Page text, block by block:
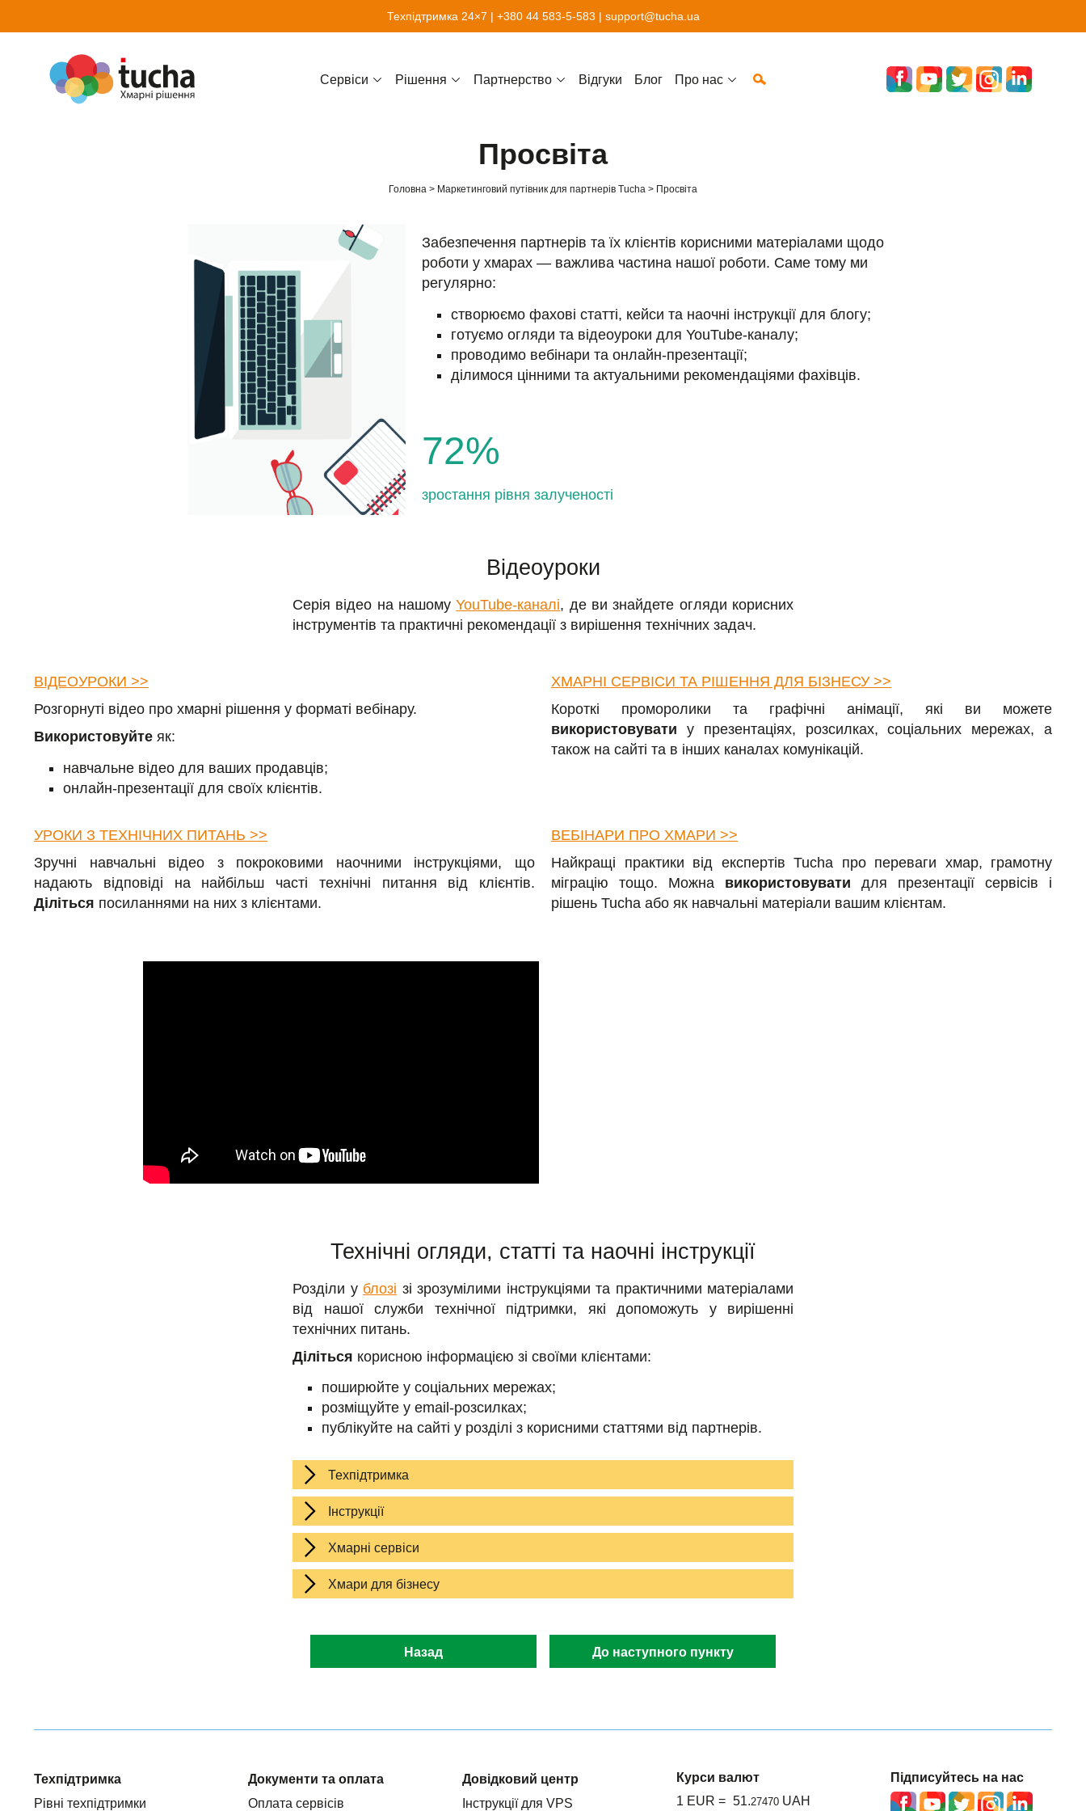
Техпідтримка 24×7 | +380 44 583-5-583 | support@tucha.ua
Cервіси Рішення Партнерство Відгуки Блог Про нас
Просвіта
Головна Маркетинговий путівник для партнерів Tucha Просвіта
Забезпечення партнерів та їх клієнтів корисними матеріалами щодо
роботи у хмарах — важлива частина нашої роботи. Саме тому ми
регулярно:
створюємо фахові статті, кейси та наочні інструкції для блогу;
готуємо огляди та відеоуроки для YouTube-каналу;
проводимо вебінари та онлайн-презентації;
ділимося цінними та актуальними рекомендаціями фахівців.
72%
зростання рівня залученості
Відеоуроки
Серія відео на нашомуYouTube-каналі, де ви знайдете огляди корисних
інструментів та практичні рекомендації з вирішення технічних задач.
ВІДЕОУРОКИ >>
Розгорнуті відео про хмарні рішення у форматі вебінару.
Використовуйте як:
навчальне відео для ваших продавців;
онлайн-презентації для своїх клієнтів.
ХМАРНІ СЕРВІСИ ТА РІШЕННЯ ДЛЯ БІЗНЕСУ >>
Короткі проморолики та графічні анімації, які ви можете
використовувати у презентаціях, розсилках, соціальних мережах, а
також на сайті та в інших каналах комунікацій.
УРОКИ З ТЕХНІЧНИХ ПИТАНЬ >>
Зручні навчальні відео з покроковими наочними інструкціями, що
надають відповіді на найбільш часті технічні питання від клієнтів.
Діліться посиланнями на них з клієнтами.
ВЕБІНАРИ ПРО ХМАРИ >>
Найкращі практики від експертів Tucha про переваги хмар, грамотну
міграцію тощо. Можна використовувати для презентації сервісів і
рішень Tucha або як навчальні матеріали вашим клієнтам.
Технічні огляди, статті та наочні інструкції
Розділи у блозі зі зрозумілими інструкціями та практичними матеріалами
від нашої служби технічної підтримки, які допоможуть у вирішенні
технічних питань.
Діліться корисною інформацією зі своїми клієнтами:
поширюйте у соціальних мережах;
розміщуйте у email-розсилках;
публікуйте на сайті у розділі з корисними статтями від партнерів.
Техпідтримка
Інструкції
Хмарні сервіси
Хмари для бізнесу
Назад До наступного пункту
Техпідтримка
Рівні техпідтримки
Документи та оплата
Оплата сервісів
Довідковий центр
Інструкції для VPS
Курси валют
1 EUR = 51. 27470 UAH
Підписуйтесь на нас